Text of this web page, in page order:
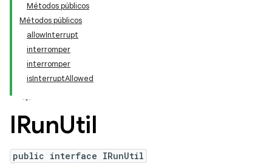
Métodos públicos
Métodos públicos
allowInterrupt
interromper
interromper
isInterruptAllowed
IRunUtil
public interface IRunUtil